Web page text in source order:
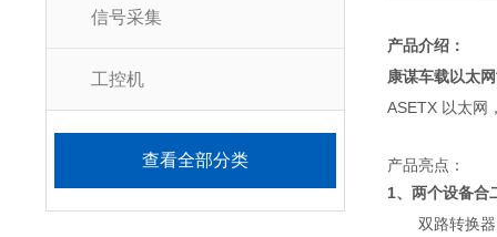
信号采集
工控机
查看全部分类
产品介绍：
康谋车载以太
ASETX 以太网
产品亮点：
1、两个设备合
双路转换器